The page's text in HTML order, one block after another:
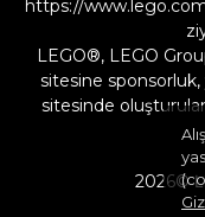
https://
LEGO®, LEGO
sitesine
sitesinde
2026©